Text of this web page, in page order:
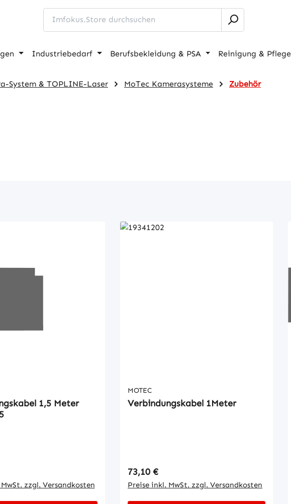
Industriebedarf Berufsbekleidung & PSA Reinigung & Pflege
System & TOPLINE-Laser MoTec Kamerasysteme Zubehör
1,5 Meter
zzgl. Versandkosten
MOTEC
Verbindungskabel 1Meter
Regulärer Preis:
73,10 €
Preise inkl. MwSt. zzgl. Versandkosten